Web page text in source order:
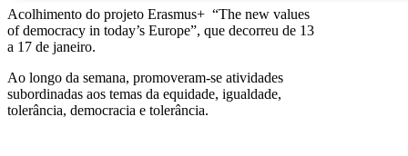
Acolhimento do projeto Erasmus+ “The new values
of democracy in today’s Europe”, que decorreu de 13
a 17 de janeiro.
Ao longo da semana, promoveram-se atividades
subordinadas aos temas da equidade, igualdade,
tolerância, democracia e tolerância.